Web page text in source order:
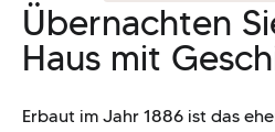
Übernachten
Haus mit
Erbaut im Jahr 1886 ist das